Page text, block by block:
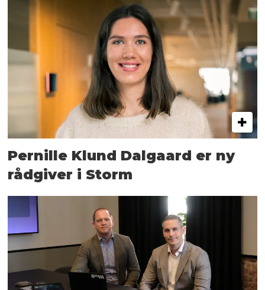
Pernille Klund Dalgaard er ny
rådgiver i Storm